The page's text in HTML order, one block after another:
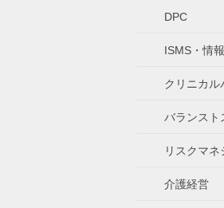
DPC
ISMS・情
クリニカル
バランスト
リスクマネ
介護経営